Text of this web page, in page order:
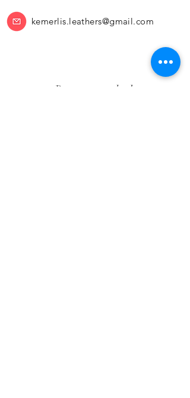
kemerlis.leathers@gmail.com
Payment methods